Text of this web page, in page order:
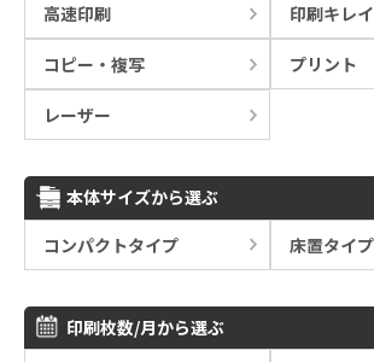
高速印刷 印刷キレイ
コピー・複写 プリント
レーザー
本体サイズから選ぶ
コンパクトタイプ
床置タイプ
印刷枚数/月から選ぶ